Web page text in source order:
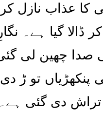
کا عذاب نازل
کر ڈالا گیا
صدا چھین لی
پنکھڑیاں تو ڑ
دی گئی ہے۔